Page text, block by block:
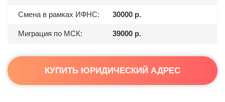
Смена в рамках ИФНС: 30000 р.
Миграция по МСК: 39000 р.
КУПИТЬ ЮРИДИЧЕСКИЙ АДРЕС